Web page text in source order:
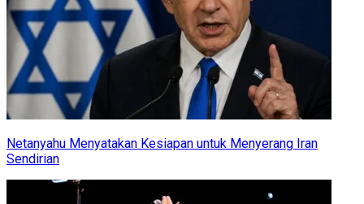
Netanyahu Menyatakan Kesiapan untuk Menyerang Iran
Sendirian